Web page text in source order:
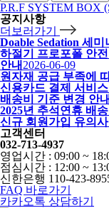
P.R.F SYSTEM BOX
공지사항
더보러가기
Doable Sedation 세미
하절기 프로포폴 안
안내 2026-06-09
원자재 공급 부족에
신용카드 결제 서비
배송비 기준 변경 안내
2025년 추석연휴 배
신규 회원가입 유의
고객센터
032-713-4937
영업시간 : 09:00 ~
점심시간 : 12:00 ~
신한은행 110-423-
FAQ 바로가기
카카오톡 상담하기